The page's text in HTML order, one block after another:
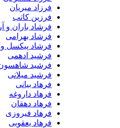
فرزاد میریان
فرزین کاتب
فرشاد باران و آراد زارعی
فرشاد بهرامی
فرشاد پیکسل و نیما اهورا
فرشید ادهمی
فرشید شاهسون
فرشید میلانی
فرهاد بیانی
فرهاد داروغه
فرهاد دهقان
فرهاد فیروزی
فرهاد یعقوبی